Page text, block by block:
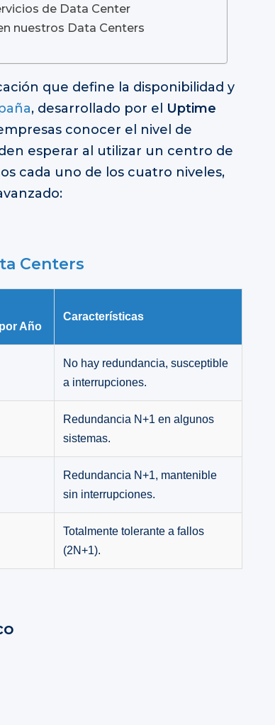
de Data Center
nuestros Data Centers
que define la disponibilidad y
, desarrollado por el Uptime
conocer el nivel de
esperar al utilizar un centro de
cada uno de los cuatro niveles,
Centers
Año
Características
No hay redundancia, susceptible
a interrupciones.
Redundancia N+1 en algunos
sistemas.
Redundancia N+1, mantenible
sin interrupciones.
Totalmente tolerante a fallos
(2N+1).